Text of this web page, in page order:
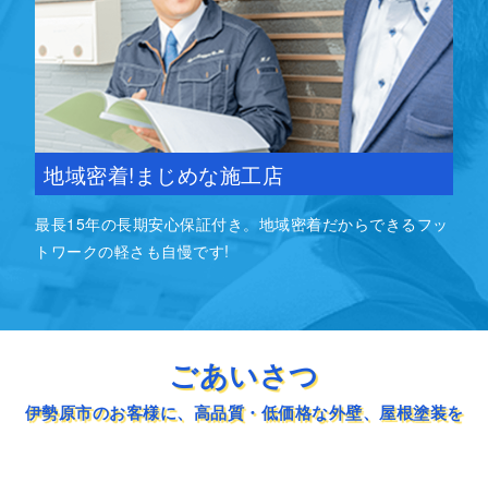
地域密着!まじめな施工店
最⻑15年の⻑期安心保証付き。地域密着だからできるフッ
トワークの軽さも自慢です!
ごあいさつ
伊勢原市のお客様に、高品質・低価格な外壁、屋根塗装を